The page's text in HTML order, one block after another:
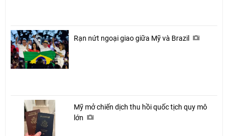
Rạn nứt ngoại giao giữa Mỹ và Brazil
Mỹ mở chiến dịch thu hồi quốc tịch quy mô
lớn